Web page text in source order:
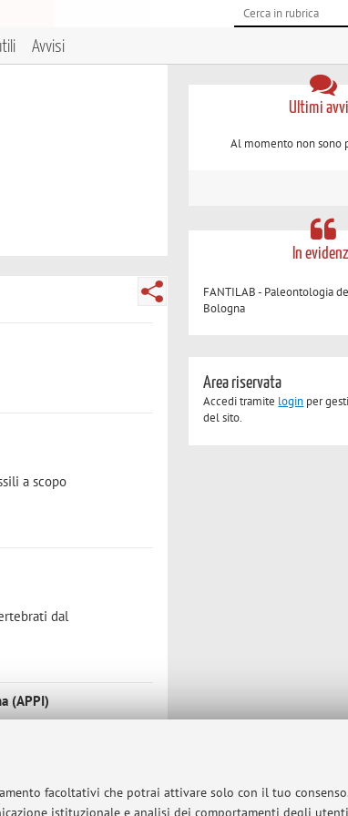
facoltativi che potrai attivare solo con il tuo
istituzionale e analisi dei comportamenti degli
Avvisi
a scopo
dal
(APPI)
Ultimi
Al momento non sono
In
FANTILAB - Paleontologia
Bologna
Area riservata
Accedi tramite login per
del sito.